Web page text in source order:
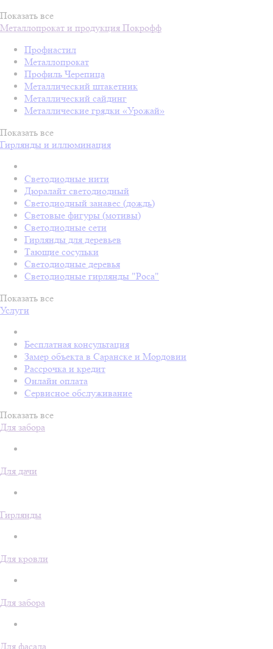
Показать все
Металлопрокат и продукция Покрофф
Профнастил
Металлопрокат
Профиль Черепица
Металлический штакетник
Металлический сайдинг
Металлические грядки «Урожай»
Показать все
Гирлянды и иллюминация
Светодиодные нити
Дюралайт светодиодный
Светодиодный занавес (дождь)
Световые фигуры (мотивы)
Светодиодные сети
Гирлянды для деревьев
Тающие сосульки
Светодиодные деревья
Светодиодные гирлянды "Роса"
Показать все
Услуги
Бесплатная консультация
Замер объекта в Саранске и Мордовии
Рассрочка и кредит
Онлайн оплата
Сервисное обслуживание
Показать все
Для забора
Для дачи
Гирлянды
Для кровли
Для забора
Для фасада